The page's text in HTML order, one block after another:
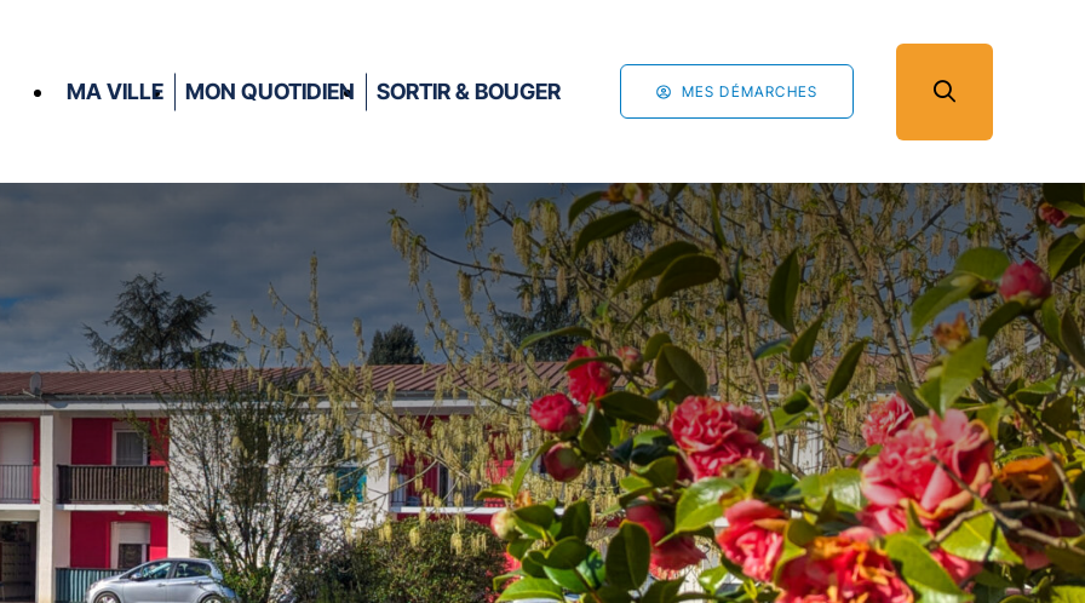
MA VILLE MON QUOTIDIEN SORTIR & BOUGER MES DÉMARCHES